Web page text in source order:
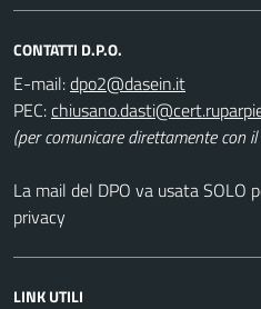
CONTATTI D.P.O.
E-mail:
PEC:
(per comunicare direttamente con
La mail del DPO va usata SOLO
privacy
LINK UTILI